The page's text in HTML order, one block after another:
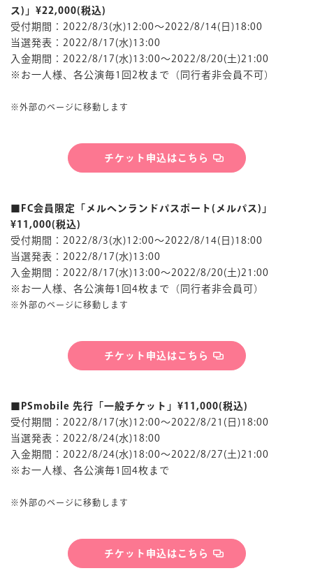
ス)」¥22,000(税込)
受付期間：2022/8/3(水)12:00～2022/8/14(日)18:00
当選発表：2022/8/17(水)13:00
入金期間：2022/8/17(水)13:00～2022/8/20(土)21:00
※お一人様、各公演毎1回2枚まで（同行者非会員不可）
※外部のページに移動します
チケット申込はこちら
■FC会員限定「メルヘンランドパスポート(メルパス)」
¥11,000(税込)
受付期間：2022/8/3(水)12:00～2022/8/14(日)18:00
当選発表：2022/8/17(水)13:00
入金期間：2022/8/17(水)13:00～2022/8/20(土)21:00
※お一人様、各公演毎1回4枚まで（同行者非会員可）
※外部のページに移動します
チケット申込はこちら
■PSmobile 先行「一般チケット」¥11,000(税込)
受付期間：2022/8/17(水)12:00～2022/8/21(日)18:00
当選発表：2022/8/24(水)18:00
入金期間：2022/8/24(水)18:00～2022/8/27(土)21:00
※お一人様、各公演毎1回4枚まで
※外部のページに移動します
チケット申込はこちら